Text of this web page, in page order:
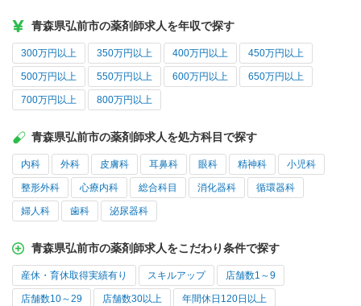
青森県弘前市の薬剤師求人を年収で探す
300万円以上 350万円以上 400万円以上 450万円以上
500万円以上 550万円以上 600万円以上 650万円以上
700万円以上 800万円以上
青森県弘前市の薬剤師求人を処方科目で探す
内科 外科 皮膚科 耳鼻科 眼科 精神科 小児科
整形外科 心療内科 総合科目 消化器科 循環器科
婦人科 歯科 泌尿器科
青森県弘前市の薬剤師求人をこだわり条件で探す
産休・育休取得実績有り スキルアップ 店舗数1～9
店舗数10～29 店舗数30以上 年間休日120日以上